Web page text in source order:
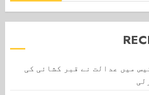
میں عدالت نے قبر کشائی کی